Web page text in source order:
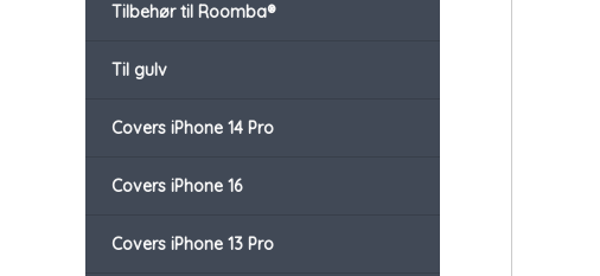
Tilbehør til Roomba®
Til gulv
Covers iPhone 14 Pro
Covers iPhone 16
Covers iPhone 13 Pro